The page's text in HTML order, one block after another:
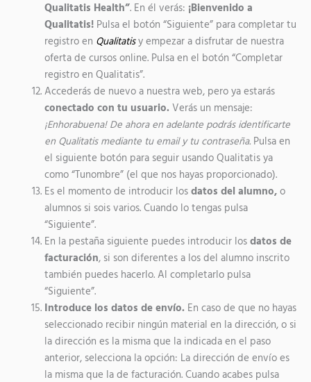
Qualitatis Health”. En él verás: ¡Bienvenido a
Qualitatis! Pulsa el botón “Siguiente” para completar tu
registro en Qualitatisy empezar a disfrutar de nuestra
oferta de cursos online. Pulsa en el botón “Completar
registro en Qualitatis”.
Accederás de nuevo a nuestra web, pero ya estarás
conectado con tu usuario.Verás un mensaje:
¡Enhorabuena! De ahora en adelante podrás identificarte
en Qualitatis mediante tu email y tu contraseña.Pulsa en
el siguiente botón para seguir usando Qualitatis ya
como “Tunombre” (el que nos hayas proporcionado).
Es el momento de introducir los datos del alumno, o
alumnos si sois varios. Cuando lo tengas pulsa
“Siguiente”.
En la pestaña siguiente puedes introducir los datos de
facturación, si son diferentes a los del alumno inscrito
también puedes hacerlo. Al completarlo pulsa
“Siguiente”.
Introduce los datos de envío.En caso de que no hayas
seleccionado recibir ningún material en la dirección, o si
la dirección es la misma que la indicada en el paso
anterior, selecciona la opción: La dirección de envío es
la misma que la de facturación. Cuando acabes pulsa